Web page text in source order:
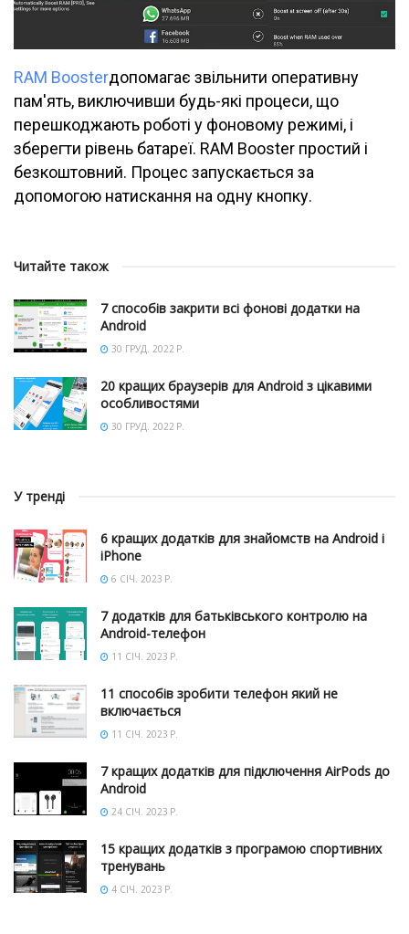
RAM Boosterдопомагає звільнити оперативну
пам'ять, виключивши будь-які процеси, що
перешкоджають роботі у фоновому режимі, і
зберегти рівень батареї. RAM Booster простий і
безкоштовний. Процес запускається за
допомогою натискання на одну кнопку.
Читайте також
7 способів закрити всі фонові додатки на
Android
30 ГРУД. 2022 Р.
20 кращих браузерів для Android з цікавими
особливостями
30 ГРУД. 2022 Р.
У тренді
6 кращих додатків для знайомств на Android і
iPhone
6 СІЧ. 2023 Р.
7 додатків для батьківського контролю на
Android-телефон
11 СІЧ. 2023 Р.
11 способів зробити телефон який не
включається
11 СІЧ. 2023 Р.
7 кращих додатків для підключення AirPods до
Android
24 СІЧ. 2023 Р.
15 кращих додатків з програмою спортивних
тренувань
4 СІЧ. 2023 Р.